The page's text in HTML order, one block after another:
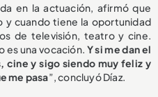
en la actuación, afirmó que
y cuando tiene la oportunidad
de televisión, teatro y cine.
es una vocación. Y si me dan el
cine y sigo siendo muy feliz y
me pasa”, concluyó Díaz.